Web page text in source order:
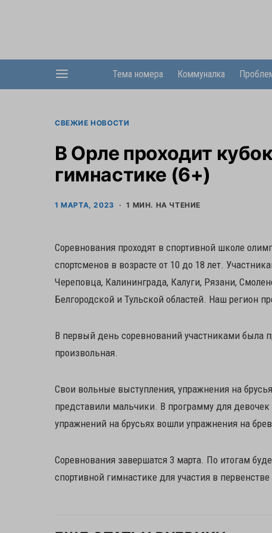
Тема номера Коммуналка
СВЕЖИЕ НОВОСТИ
В Орле проходит
гимнастике (6+)
1 МАРТА, 2023 1 МИН. НА ЧТЕНИЕ
Соревнования проходят в спортивной школе
спортсменов в возрасте от 10 до 18 лет.
Череповца, Калининграда, Калуги, Рязани,
Белгородской и Тульской областей. Наш регион
В первый день соревнований участниками была
произвольная.
Свои вольные выступления, упражнения на
представили мальчики. В программу для
упражнений на брусьях вошли упражнения на
Соревнования завершатся 3 марта. По итогам
спортивной гимнастике для участия в